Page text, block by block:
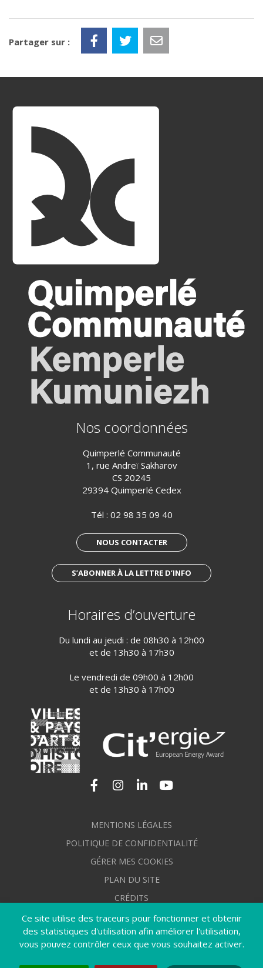
Ce site utilise des traceurs pour fonctionner et obtenir
des statistiques d'utilisation afin améliorer l'utilisation,
vous pouvez contrôler ceux que vous souhaitez activer.
Partager sur :
Nos coordonnées
Quimperlé Communauté
1, rue Andreï Sakharov
CS 20245
29394 Quimperlé Cedex
Tél : 02 98 35 09 40
NOUS CONTACTER
S’ABONNER À LA LETTRE D’INFO
Horaires d’ouverture
Du lundi au jeudi : de 08h30 à 12h00
et de 13h30 à 17h30
Le vendredi de 09h00 à 12h00
et de 13h30 à 17h00
Lien vers le compte Facebook
Lien vers le compte Instagram
Lien vers le compte
MENTIONS LÉGALES
POLITIQUE DE CONFIDENTIALITÉ
GÉRER MES COOKIES
PLAN DU SITE
CRÉDITS
ACCESSIBILITÉ : NON CONFORME